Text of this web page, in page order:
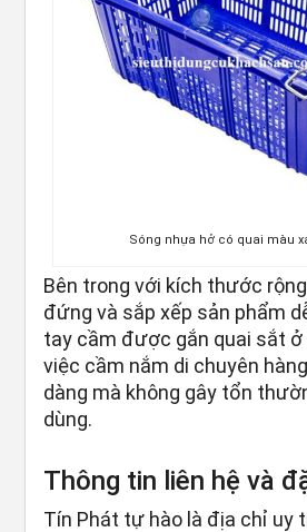
Sóng nhựa hở có quai màu
Bên trong với kích thước
đứng và sắp xếp sản phẩm
tay cầm được gắn quai sắt ở
việc cầm nắm di chuyên
dàng mà không gây tổn
dùng.
Thông tin liên hệ và
Tín Phát tự hào là địa chỉ uy